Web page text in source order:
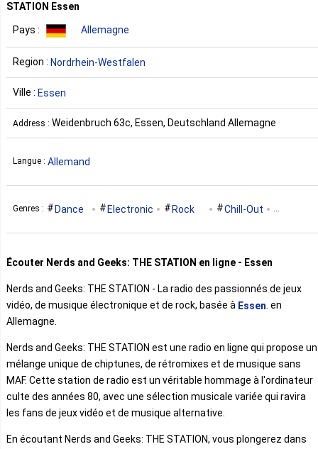
STATION Essen
Pays : Allemagne
Region : Nordrhein-Westfalen
Ville : Essen
Address : Weidenbruch 63c, Essen, Deutschland Allemagne
Langue : Allemand
Genres : Dance Electronic Rock Chill-Out
Écouter Nerds and Geeks: THE STATION en ligne - Essen
Nerds and Geeks: THE STATION - La radio des passionnés de jeux
vidéo, de musique électronique et de rock, basée à Essen . en
Allemagne.
Nerds and Geeks: THE STATION est une radio en ligne qui propose un
mélange unique de chiptunes, de rétromixes et de musique sans
MAF. Cette station de radio est un véritable hommage à l'ordinateur
culte des années 80, avec une sélection musicale variée qui ravira
les fans de jeux vidéo et de musique alternative.
En écoutant Nerds and Geeks: THE STATION, vous plongerez dans